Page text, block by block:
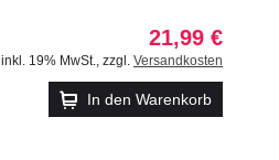
21,99 €
inkl. 19% MwSt. zzgl. Versandkosten
In den Warenkorb